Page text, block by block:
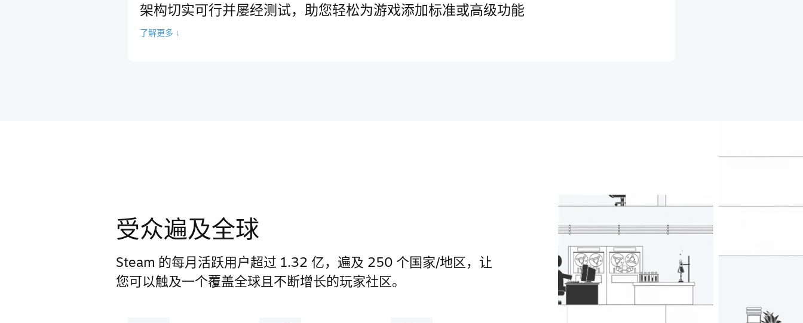
架构切实可行并屡经测试，助您轻松为游戏添加标准或高级功能
了解更多 ↓
受众遍及全球
Steam 的每月活跃用户超过 1.32 亿，遍及 250 个国家/地区，让
您可以触及一个覆盖全球且不断增长的玩家社区。